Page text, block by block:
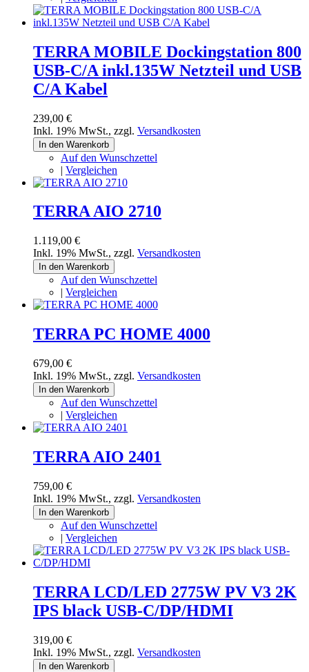
TERRA MOBILE Dockingstation 800
USB-C/A inkl.135W Netzteil und USB
C/A Kabel
239,00 €
Inkl. 19% MwSt., zzgl. Versandkosten
In den Warenkorb
Auf den Wunschzettel
| Vergleichen
TERRA AIO 2710
1.119,00 €
Inkl. 19% MwSt., zzgl. Versandkosten
In den Warenkorb
Auf den Wunschzettel
| Vergleichen
TERRA PC HOME 4000
679,00 €
Inkl. 19% MwSt., zzgl. Versandkosten
In den Warenkorb
Auf den Wunschzettel
| Vergleichen
TERRA AIO 2401
759,00 €
Inkl. 19% MwSt., zzgl. Versandkosten
In den Warenkorb
Auf den Wunschzettel
| Vergleichen
TERRA LCD/LED 2775W PV V3 2K
IPS black USB-C/DP/HDMI
319,00 €
Inkl. 19% MwSt., zzgl. Versandkosten
In den Warenkorb